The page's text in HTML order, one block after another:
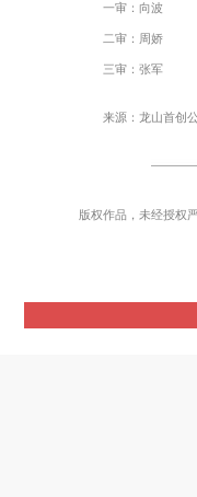
一审：向波
二审：周娇
三审：张军
来源：龙山首创
版权作品，未经授权